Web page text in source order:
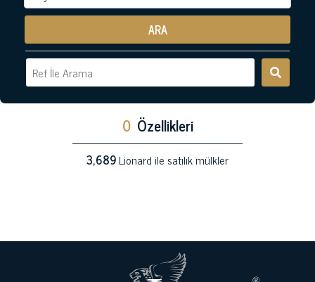
ARA
0 Özellikleri
3,689Lionard ile satılık mülkler